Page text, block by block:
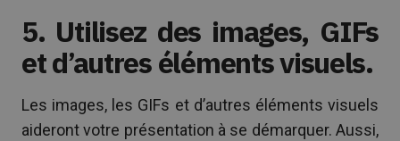
5. Utilisez des images, GIFs
et d’autres éléments visuels.
Les images, les GIFs et d’autres éléments visuels
aideront votre présentation à se démarquer. Aussi,